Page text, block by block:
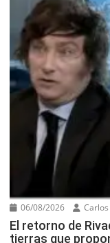
06/08/2026
El retorno de
tierras que